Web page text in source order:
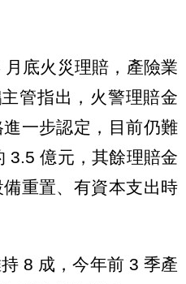
底火災理賠，產險業
管指出，火警理賠金
一步認定，目前仍難
3.5 億元，其餘理賠金
重置、有資本支出時
8 成，今年前 3 季產